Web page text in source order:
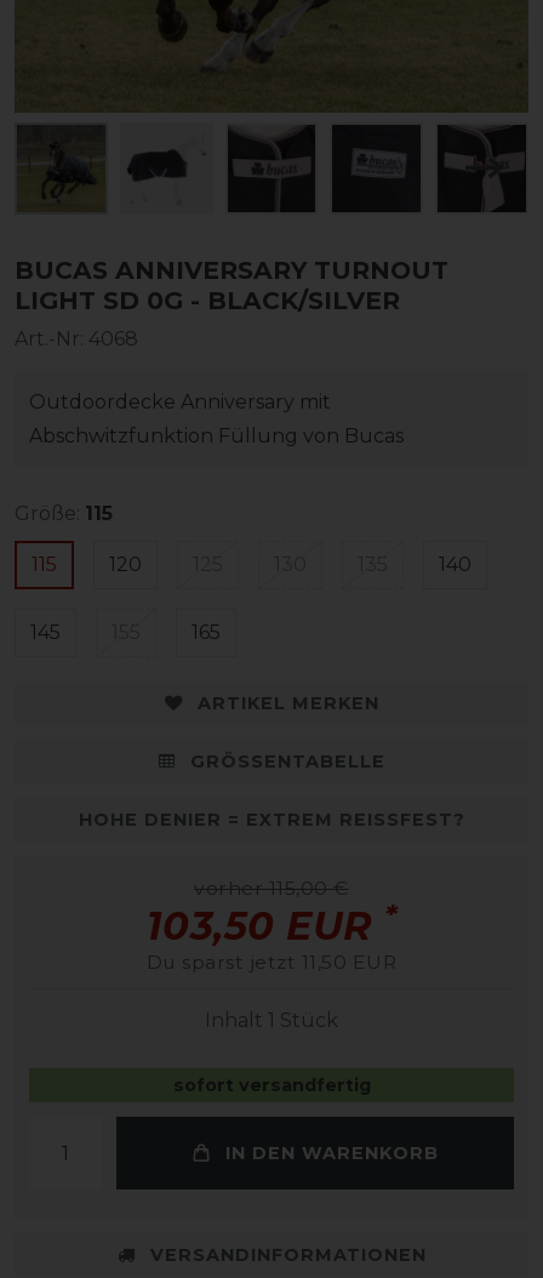
BUCAS ANNIVERSARY TURNOUT
LIGHT SD 0G - BLACK/SILVER
Art.-Nr: 4068
Outdoordecke Anniversary mit
Abschwitzfunktion Füllung von Bucas
Größe: 115
115 120 140
145 165
ARTIKEL MERKEN
GRÖSSENTABELLE
HOHE DENIER = EXTREM REISSFEST?
vorher 115,00 €
103,50 EUR *
Du sparst jetzt 11,50 EUR
Inhalt 1 Stück
sofort versandfertig
IN DEN WARENKORB
VERSANDINFORMATIONEN